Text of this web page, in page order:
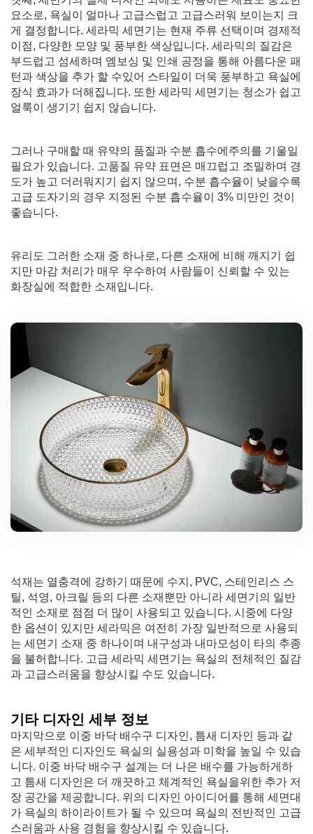
요소로, 욕실이 얼마나 고급스럽고 고급스러워 보이는지 크
게 결정합니다. 세라믹 세면기는 현재 주류 선택이며 경제적
이점, 다양한 모양 및 풍부한 색상입니다. 세라믹의 질감은
부드럽고 섬세하며 엠보싱 및 인쇄 공정을 통해 아름다운 패
턴과 색상을 추가 할 수있어 스타일이 더욱 풍부하고 욕실에
장식 효과가 더해집니다. 또한 세라믹 세면기는 청소가 쉽고
얼룩이 생기기 쉽지 않습니다.
그러나 구매할 때 유약의 품질과 수분 흡수에주의를 기울일
필요가 있습니다. 고품질 유약 표면은 매끄럽고 조밀하며 경
도가 높고 더러워지기 쉽지 않으며, 수분 흡수율이 낮을수록
고급 도자기의 경우 지정된 수분 흡수율이 3% 미만인 것이
좋습니다.
유리도 그러한 소재 중 하나로, 다른 소재에 비해 깨지기 쉽
지만 마감 처리가 매우 우수하여 사람들이 신뢰할 수 있는
화장실에 적합한 소재입니다.
석재는 열충격에 강하기 때문에 수지, PVC, 스테인리스 스
틸, 석영, 아크릴 등의 다른 소재뿐만 아니라 세면기의 일반
적인 소재로 점점 더 많이 사용되고 있습니다. 시중에 다양
한 옵션이 있지만 세라믹은 여전히 가장 일반적으로 사용되
는 세면기 소재 중 하나이며 내구성과 내마모성이 타의 추종
을 불허합니다. 고급 세라믹 세면기는 욕실의 전체적인 질감
과 고급스러움을 향상시킬 수도 있습니다.
기타 디자인 세부 정보
마지막으로 이중 바닥 배수구 디자인, 틈새 디자인 등과 같
은 세부적인 디자인도 욕실의 실용성과 미학을 높일 수 있습
니다. 이중 바닥 배수구 설계는 더 나은 배수를 가능하게하
고 틈새 디자인은 더 깨끗하고 체계적인 욕실을위한 추가 저
장 공간을 제공합니다. 위의 디자인 아이디어를 통해 세면대
가 욕실의 하이라이트가 될 수 있으며 욕실의 전반적인 고급
스러움과 사용 경험을 향상시킬 수 있습니다.